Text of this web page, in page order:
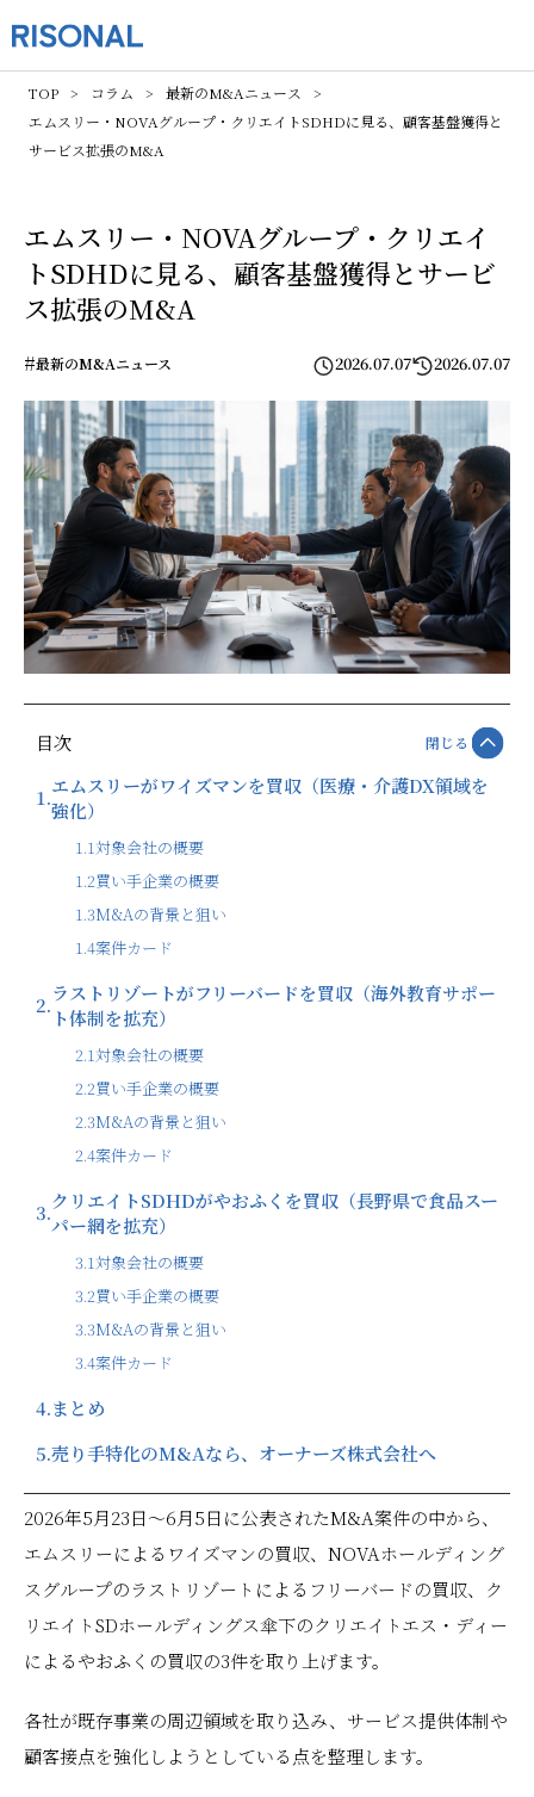
TOP コラム
最新のM&Aニュース
エムスリー・NOVAグループ・クリエイトSDHDに見る、顧客基盤獲得と
サービス拡張のM&A
エムスリー・NOVAグループ・クリエイ
トSDHDに見る、顧客基盤獲得とサービ
ス拡張のM&A
#最新のM&Aニュース 2026.07.07 2026.07.07
目次 閉じる
1.エムスリーがワイズマンを買収（医療・介護DX領域を
強化）
1.1対象会社の概要
1.2買い手企業の概要
1.3M&Aの背景と狙い
1.4案件カード
2.ラストリゾートがフリーバードを買収（海外教育サポー
ト体制を拡充）
2.1対象会社の概要
2.2買い手企業の概要
2.3M&Aの背景と狙い
2.4案件カード
3.クリエイトSDHDがやおふくを買収（長野県で食品スー
パー網を拡充）
3.1対象会社の概要
3.2買い手企業の概要
3.3M&Aの背景と狙い
3.4案件カード
4.まとめ
5.売り手特化のM&Aなら、オーナーズ株式会社へ
2026年5月23日〜6月5日に公表されたM&A案件の中から、
エムスリーによるワイズマンの買収、NOVAホールディング
スグループのラストリゾートによるフリーバードの買収、ク
リエイトSDホールディングス傘下のクリエイトエス・ディー
によるやおふくの買収の3件を取り上げます。
各社が既存事業の周辺領域を取り込み、サービス提供体制や
顧客接点を強化しようとしている点を整理します。